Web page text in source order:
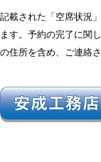
記載された「空席状況
ます。 予約の完了に関
の住所を含め、ご連絡